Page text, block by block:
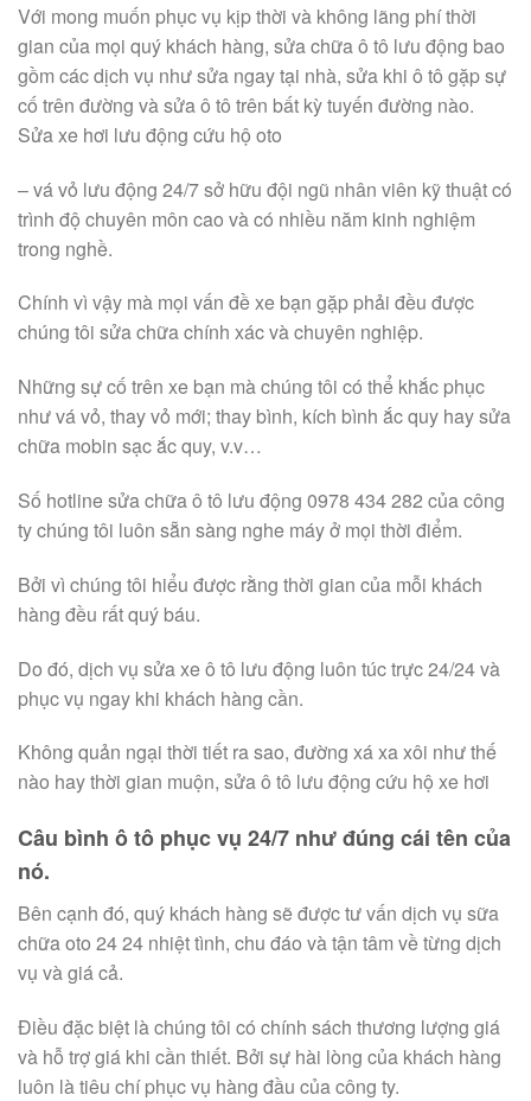
Với mong muốn phục vụ kịp thời và không lãng phí thời
gian của mọi quý khách hàng, sửa chữa ô tô lưu động bao
gồm các dịch vụ như sửa ngay tại nhà, sửa khi ô tô gặp sự
cố trên đường và sửa ô tô trên bất kỳ tuyến đường nào.
Sửa xe hơi lưu động cứu hộ oto
– vá vỏ lưu động 24/7 sở hữu đội ngũ nhân viên kỹ thuật có
trình độ chuyên môn cao và có nhiều năm kinh nghiệm
trong nghề.
Chính vì vậy mà mọi vấn đề xe bạn gặp phải đều được
chúng tôi sửa chữa chính xác và chuyên nghiệp.
Những sự cố trên xe bạn mà chúng tôi có thể khắc phục
như vá vỏ, thay vỏ mới; thay bình, kích bình ắc quy hay sửa
chữa mobin sạc ắc quy, v.v…
Số hotline sửa chữa ô tô lưu động 0978 434 282 của công
ty chúng tôi luôn sẵn sàng nghe máy ở mọi thời điểm.
Bởi vì chúng tôi hiểu được rằng thời gian của mỗi khách
hàng đều rất quý báu.
Do đó, dịch vụ sửa xe ô tô lưu động luôn túc trực 24/24 và
phục vụ ngay khi khách hàng cần.
Không quản ngại thời tiết ra sao, đường xá xa xôi như thế
nào hay thời gian muộn, sửa ô tô lưu động cứu hộ xe hơi
Câu bình ô tô phục vụ 24/7 như đúng cái tên của
nó.
Bên cạnh đó, quý khách hàng sẽ được tư vấn dịch vụ sữa
chữa oto 24 24 nhiệt tình, chu đáo và tận tâm về từng dịch
vụ và giá cả.
Điều đặc biệt là chúng tôi có chính sách thương lượng giá
và hỗ trợ giá khi cần thiết. Bởi sự hài lòng của khách hàng
luôn là tiêu chí phục vụ hàng đầu của công ty.